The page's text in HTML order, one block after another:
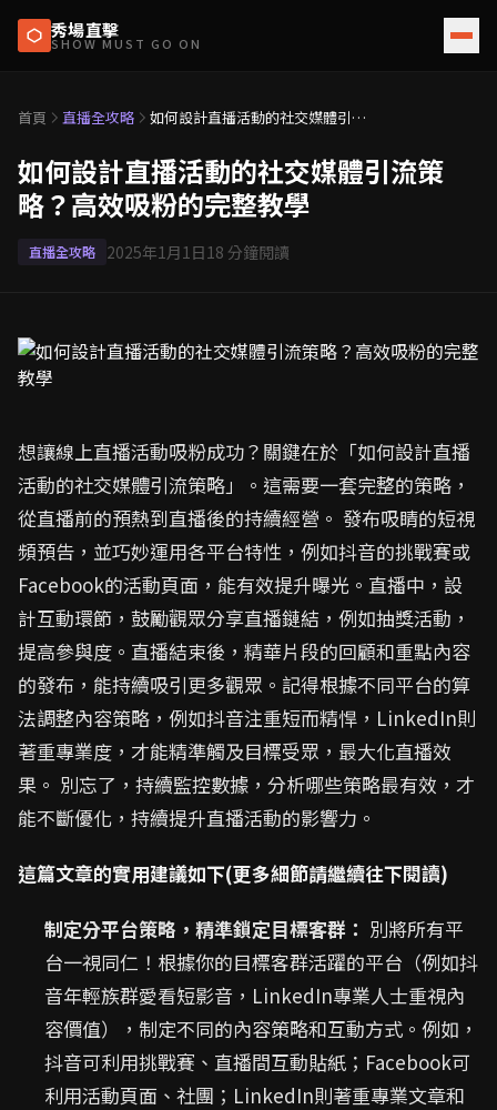
秀場直擊
SHOW MUST GO ON
首頁 直播全攻略
如何設計直播活動的社交媒體引流
如何設計直播活動的社交媒體引流策
略？高效吸粉的完整教學
直播全攻略 2025年1月1日18 分鐘閱讀
想讓線上直播活動吸粉成功？關鍵在於「如何設計直播
活動的社交媒體引流策略」。這需要一套完整的策略，
從直播前的預熱到直播後的持續經營。 發布吸睛的短視
頻預告，並巧妙運用各平台特性，例如抖音的挑戰賽或
Facebook的活動頁面，能有效提升曝光。直播中，設
計互動環節，鼓勵觀眾分享直播鏈結，例如抽獎活動，
提高參與度。直播結束後，精華片段的回顧和重點內容
的發布，能持續吸引更多觀眾。記得根據不同平台的算
法調整內容策略，例如抖音注重短而精悍，LinkedIn則
著重專業度，才能精準觸及目標受眾，最大化直播效
果。 別忘了，持續監控數據，分析哪些策略最有效，才
能不斷優化，持續提升直播活動的影響力。
這篇文章的實用建議如下(更多細節請繼續往下閱讀)
制定分平台策略，精準鎖定目標客群： 別將所有平
台一視同仁！根據你的目標客群活躍的平台（例如抖
音年輕族群愛看短影音，LinkedIn專業人士重視內
容價值），制定不同的內容策略和互動方式。例如，
抖音可利用挑戰賽、直播間互動貼紙；Facebook可
利用活動頁面、社團；LinkedIn則著重專業文章和